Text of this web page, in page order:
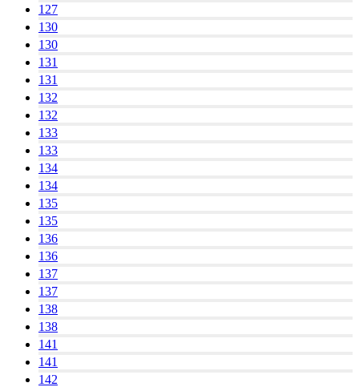
127
130
130
131
131
132
132
133
133
134
134
135
135
136
136
137
137
138
138
141
141
142